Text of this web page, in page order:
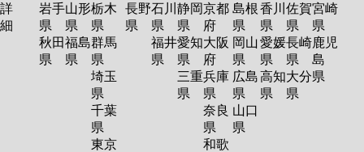
詳
細
岩手
県
秋田
県
山形
県
福島
県
栃木
県
群馬
県
埼玉
県
千葉
県
東京
長野
県
石川
県
福井
県
静岡
県
愛知
県
三重
県
京都
府
大阪
府
兵庫
県
奈良
県
和歌
島根
県
岡山
県
広島
県
山口
県
香川
県
愛媛
県
高知
県
佐賀
県
長崎
県
大分
県
宮崎
県
鹿児
島
県